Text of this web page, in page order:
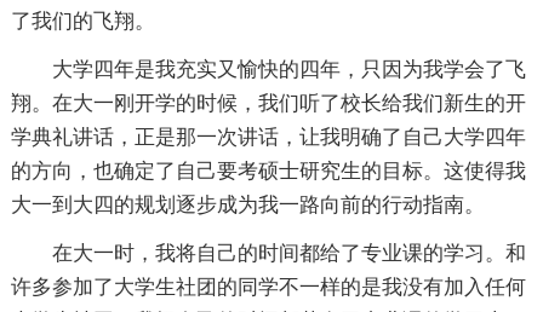
了我们的飞翔。
大学四年是我充实又愉快的四年，只因为我学会了飞
翔。在大一刚开学的时候，我们听了校长给我们新生的开
学典礼讲话，正是那一次讲话，让我明确了自己大学四年
的方向，也确定了自己要考硕士研究生的目标。这使得我
大一到大四的规划逐步成为我一路向前的行动指南。
在大一时，我将自己的时间都给了专业课的学习。和
许多参加了大学生社团的同学不一样的是我没有加入任何